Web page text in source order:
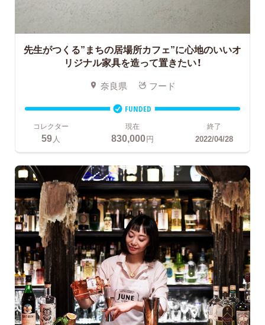
先生がつくる”まちの居場所カフェ”に心地のいいオ
リジナル家具を造って置きたい！
奈良県 フード
FUNDED
コレクター
59人
現在
830,000円
終了
2022/04/28